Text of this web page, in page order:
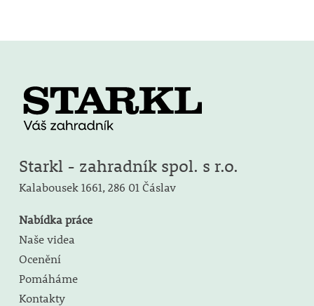
Starkl - zahradník spol. s r.o.
Kalabousek 1661, 286 01 Čáslav
Nabídka práce
Naše videa
Ocenění
Pomáháme
Kontakty